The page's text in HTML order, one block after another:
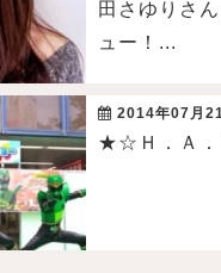
田さゆりさ
ュー！...
2014年07月
★☆Ｈ．Ａ